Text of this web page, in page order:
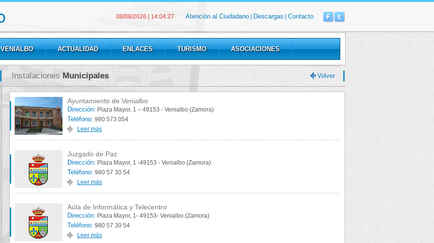
08/08/2026 14:04:27 Atención al Ciudadano Descargas Contacto
VENIALBO ACTUALIDAD ENLACES TURISMO ASOCIACIONES
Instalaciones Municipales Volver
Ayuntamiento de Venialbo
Dirección: Plaza Mayor, 1 – 49153 - Venialbo (Zamora)
Teléfono: 980 573 054
Leer más
Juzgado de Paz
Dirección: Plaza Mayor, 1 -49153 - Venialbo (Zamora)
Teléfono: 980 57 30 54
Leer más
Aúla de Informática y Telecentro
Dirección: Plaza Mayor, 1- 49153- Venialbo (Zamora)
Teléfono: 980 57 30 54
Leer más